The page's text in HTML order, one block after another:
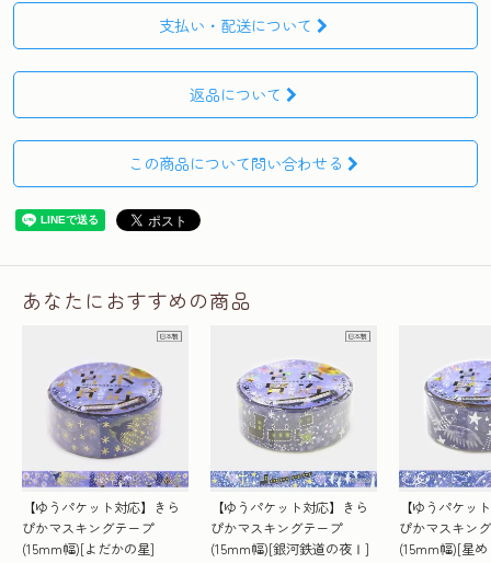
支払い・配送について
返品について
この商品について問い合わせる
あなたにおすすめの商品
【ゆうパケット対応】きら
ぴかマスキングテープ
(15mm幅)[よだかの星]
【ゆうパケット対応】きら
ぴかマスキングテープ
(15mm幅)[銀河鉄道の夜Ⅰ]
【ゆうパケッ
ぴかマスキン
(15mm幅)[星